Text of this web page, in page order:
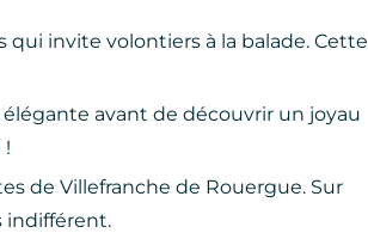
invite volontiers à la balade. Cette
avant de découvrir un joyau
!
de Villefranche de Rouergue. Sur
indifférent.